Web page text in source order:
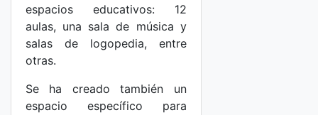
espacios educativos: 12
aulas, una sala de música y
salas de logopedia, entre
otras.
Se ha creado también un
espacio específico para